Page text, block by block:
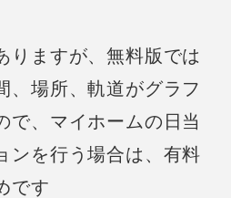
りますが、無料版では
、場所、軌道がグラフ
で、マイホームの日当
ンを行う場合は、 有料
です